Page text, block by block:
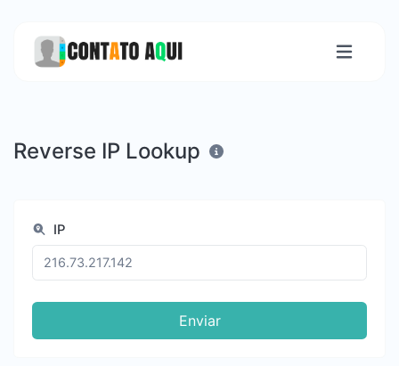
Reverse IP Lookup
IP
Enviar